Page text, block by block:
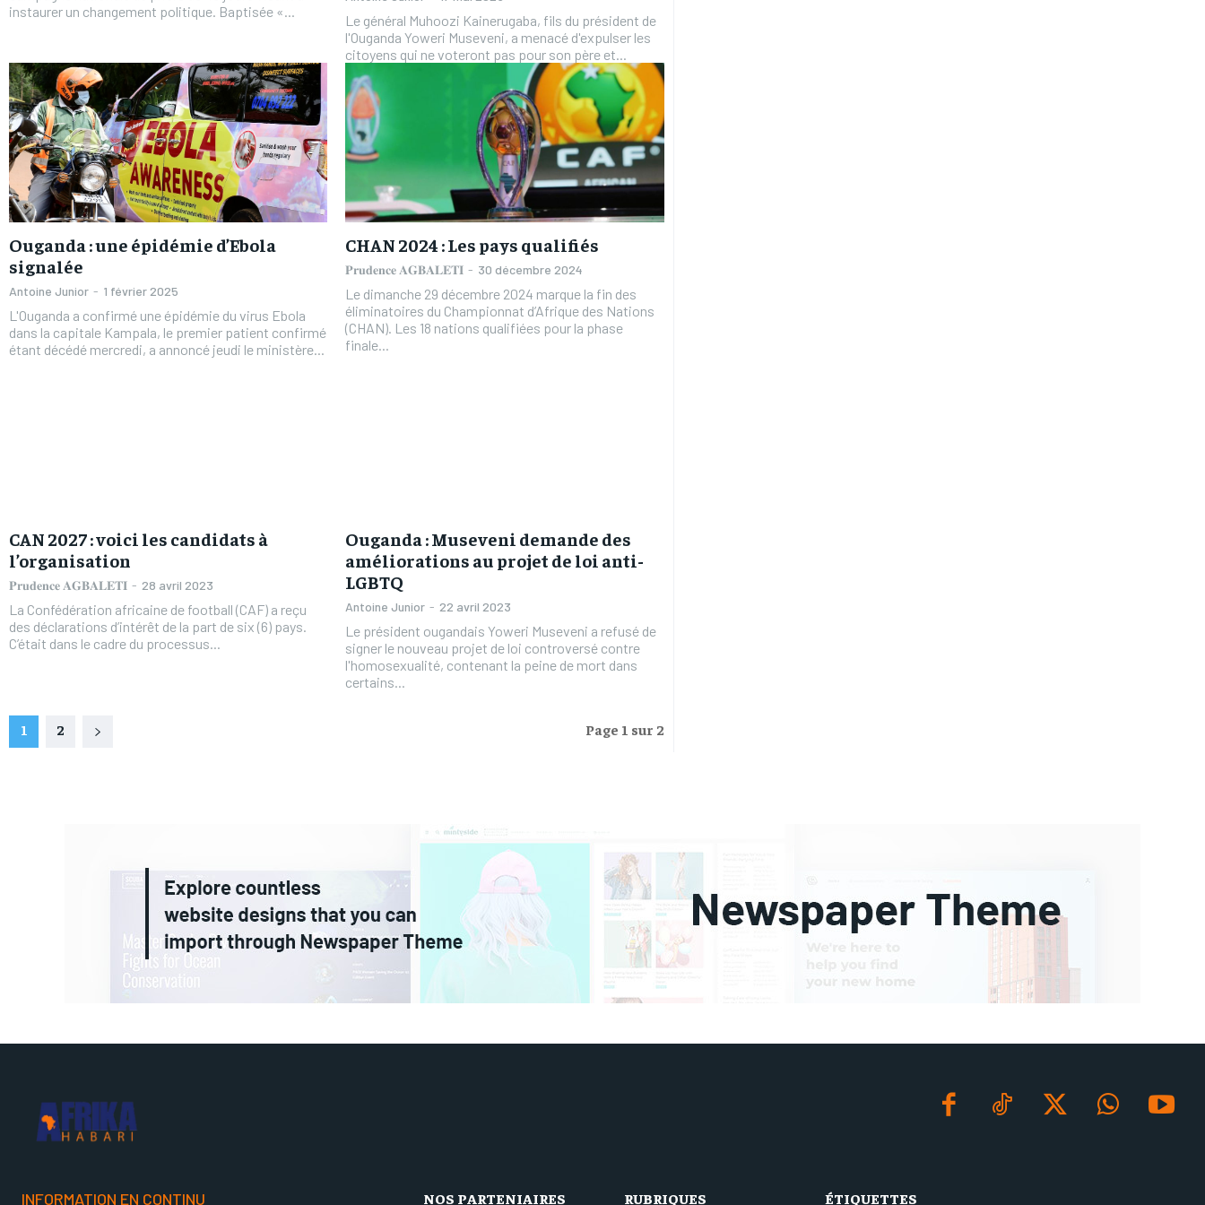
instaurer un changement politique. Baptisée «...
Le général Muhoozi Kainerugaba, fils du président de
l'Ouganda Yoweri Museveni, a menacé d'expulser les
citoyens qui ne voteront pas pour son père et...
Ouganda : une épidémie d’Ebola
signalée
Antoine Junior - 1 février 2025
L'Ouganda a confirmé une épidémie du virus Ebola
dans la capitale Kampala, le premier patient confirmé
étant décédé mercredi, a annoncé jeudi le ministère...
CHAN 2024 : Les pays qualifiés
𝐏𝐫𝐮𝐝𝐞𝐧𝐜𝐞 𝐀𝐆𝐁𝐀𝐋𝐄𝐓𝐈 - 30 décembre 2024
Le dimanche 29 décembre 2024 marque la fin des
éliminatoires du Championnat d’Afrique des Nations
(CHAN). Les 18 nations qualifiées pour la phase
finale...
CAN 2027 : voici les candidats à
l’organisation
𝐏𝐫𝐮𝐝𝐞𝐧𝐜𝐞 𝐀𝐆𝐁𝐀𝐋𝐄𝐓𝐈 - 28 avril 2023
La Confédération africaine de football (CAF) a reçu
des déclarations d’intérêt de la part de six (6) pays.
C’était dans le cadre du processus...
Ouganda : Museveni demande des
améliorations au projet de loi anti-
LGBTQ
Antoine Junior - 22 avril 2023
Le président ougandais Yoweri Museveni a refusé de
signer le nouveau projet de loi controversé contre
l'homosexualité, contenant la peine de mort dans
certains...
1 2 Page 1 sur 2
INFORMATION EN CONTINU NOS PARTENIAIRES RUBRIQUES ÉTIQUETTES